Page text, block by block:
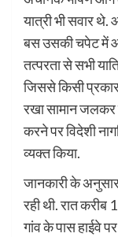
यात्री भी सवार
बस उसकी चपेट में
तत्परता से सभी
जिससे किसी
रखा सामान जलकर
करने पर विदेशी
व्यक्त किया.
जानकारी के
रही थी. रात करीब
गांव के पास हाईवे